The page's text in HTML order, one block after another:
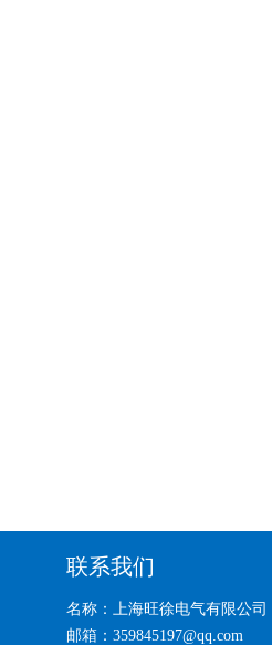
联系我们
名称：上海旺徐电气有限公司
邮箱：359845197@qq.com